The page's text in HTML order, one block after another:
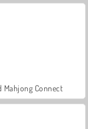
Mahjong Connect